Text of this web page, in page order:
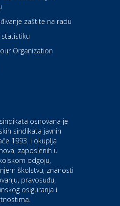
motorne
zaštite na radu
statistiku
Organization
osnovana je
sindikata javnih
1993. i okuplja
zaposlenih u
odgoju,
školstvu, znanosti
pravosuđu,
osiguranja i